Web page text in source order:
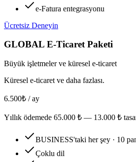
e-Fatura entegrasyonu
Ücretsiz Deneyin
GLOBAL E-Ticaret Paketi
Büyük işletmeler ve küresel e-ticaret
Küresel e-ticaret ve daha fazlası.
6.500₺ / ay
Yıllık ödemede 65.000 ₺ — 13.000 ₺
BUSINESS'taki her şey · 10
Çoklu dil